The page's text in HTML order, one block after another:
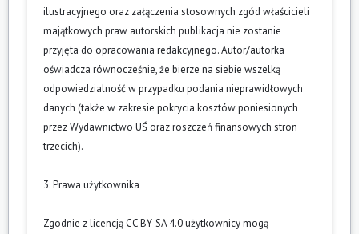
ilustracyjnego oraz załączenia stosownych zgód właścicieli
majątkowych praw autorskich publikacja nie zostanie
przyjęta do opracowania redakcyjnego. Autor/autorka
oświadcza równocześnie, że bierze na siebie wszelką
odpowiedzialność w przypadku podania nieprawidłowych
danych (także w zakresie pokrycia kosztów poniesionych
przez Wydawnictwo UŚ oraz roszczeń finansowych stron
trzecich).
3. Prawa użytkownika
Zgodnie z licencją CC BY-SA 4.0 użytkownicy mogą